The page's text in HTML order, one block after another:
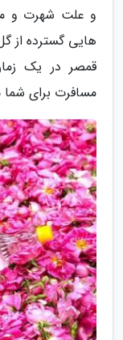
و علت شهرت و
هایی گسترده از
قمصر در یک
مسافرت برای